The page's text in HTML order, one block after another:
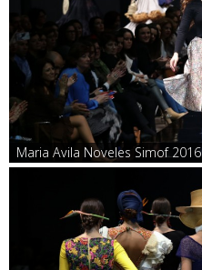
Maria Avila Noveles Simof 2016